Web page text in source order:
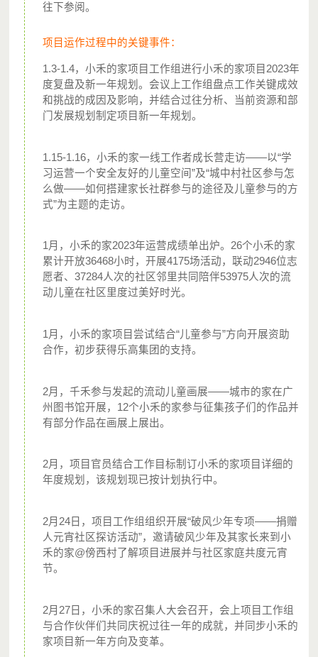
月捐计划是千禾社区基金会向各界爱心人士推出的一种新的
捐赠方式，每月定期定额捐出善款和心意，持续关注和支持
流动儿童的成长。
报名月捐计划后，微信支付将每月定期扣费，所扣款项将捐
赠给您支持的项目。
您每个月的捐赠，都将能在城中村守护流动儿童的成长，都
将能化为星火点亮流动儿童的人生。点亮城市的未来。
您的小小举动，
造就的可能是一个伟大的未来；
因此，您作为流动儿童守护大使
享有以下权利 ；
一份编号的参与月捐计划专属证书，以及年度捐赠票
每季度一次邮件报告，包括项目官员日记、财务公
示、项目进展简报等，方便您获得最新的项目进展；
优先报名参与项目探访及千禾举办的公益文化活动
对千禾的发展提出意见、建议以及监督；
随时停止参与千禾社区的公益月捐。
往下参阅。
项目运作过程中的关键事件：
1.3-1.4，小禾的家项目工作组进行小禾的家项目2023年
度复盘及新一年规划。会议上工作组盘点工作关键成效
和挑战的成因及影响，并结合过往分析、当前资源和部
门发展规划制定项目新一年规划。
1.15-1.16，小禾的家一线工作者成长营走访——以“学
习运营一个安全友好的儿童空间”及“城中村社区参与怎
么做——如何搭建家长社群参与的途径及儿童参与的方
式”为主题的走访。
1月，小禾的家2023年运营成绩单出炉。26个小禾的家
累计开放36468小时，开展4175场活动，联动2946位志
愿者、37284人次的社区邻里共同陪伴53975人次的流
动儿童在社区里度过美好时光。
1月，小禾的家项目尝试结合“儿童参与”方向开展资助
合作，初步获得乐高集团的支持。
2月，千禾参与发起的流动儿童画展——城市的家在广
州图书馆开展，12个小禾的家参与征集孩子们的作品并
有部分作品在画展上展出。
2月，项目官员结合工作目标制订小禾的家项目详细的
年度规划，该规划现已按计划执行中。
2月24日，项目工作组组织开展“破风少年专项——捐赠
人元宵社区探访活动”，邀请破风少年及其家长来到小
禾的家@傍西村了解项目进展并与社区家庭共度元宵
节。
2月27日，小禾的家召集人大会召开，会上项目工作组
与合作伙伴们共同庆祝过往一年的成就，并同步小禾的
家项目新一年方向及变革。